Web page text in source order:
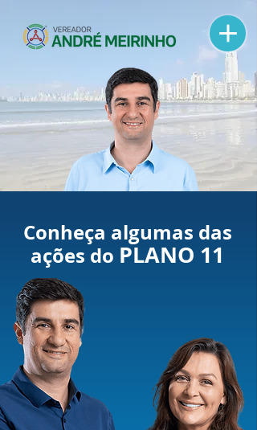
Conheça algumas das
ações do PLANO 11